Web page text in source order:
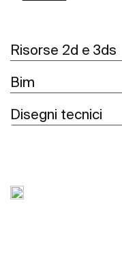
Risorse 2d e 3ds
Bim
Disegni tecnici